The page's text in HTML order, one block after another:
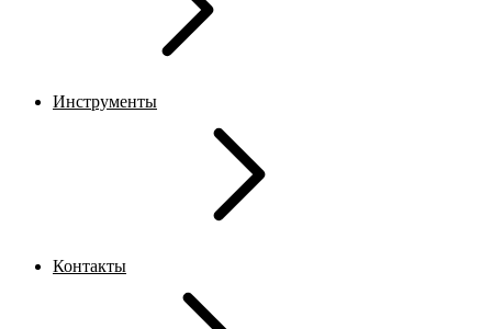
Инструменты
Контакты